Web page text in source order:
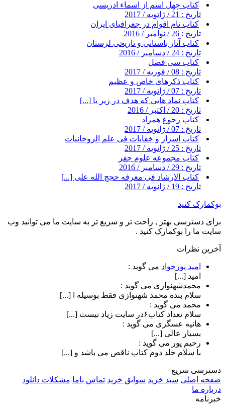
کتاب چهل اسم از اسماء ادریسی
تاریخ : 21 / ژانویه / 2017
کتاب نام اقوام در جغرافیای ایران
تاریخ : 26 / نوامبر / 2016
کتاب آثار باستانی و تاریخی لرستان
تاریخ : 24 / دسامبر / 2016
کتاب سی فصل
تاریخ : 08 / فوریه / 2017
کتاب ذکرهای خاص و عظیم
تاریخ : 07 / ژانویه / 2017
کتاب نماد هایی که هدف در زیر یا [...]
تاریخ : 20 / اکتبر / 2016
کتاب رجوع همزاد
تاریخ : 07 / ژانویه / 2017
کتاب اسرار و خفایات فی علم الروحانیات
تاریخ : 25 / ژانویه / 2017
کتاب مجموعه علوم جفر
تاریخ : 29 / دسامبر / 2016
کتاب الارشاد فی معرفه حجج الله علی [...]
تاریخ : 19 / ژانویه / 2017
بوکمارک کنید
برای دسترسی بهتر , راحت تر و سریع تر به سایت ما می توانید وب
سایت ما را بوکمارک کنید .
آخرین نظرات
امید پورجواد می گوید :
امید [...]
محمدشهنوازی می گوید :
سلام بنده محمد شهنوازی فقط بوسیله ا [...]
محمد می گوید :
سلام تعداد کتاب۶در سایت زیاد نیست [...]
هانیه عسگری می گوید :
بسیار عالی [...]
رحیم پور می گوید :
با سلام جلد دوم کتاب ناقص می باشد و [...]
دسترسی سریع
صفحه اصلی سبد خرید سوابق خرید تماس باما مشکلات دانلود
درباره ما
خبرنامه